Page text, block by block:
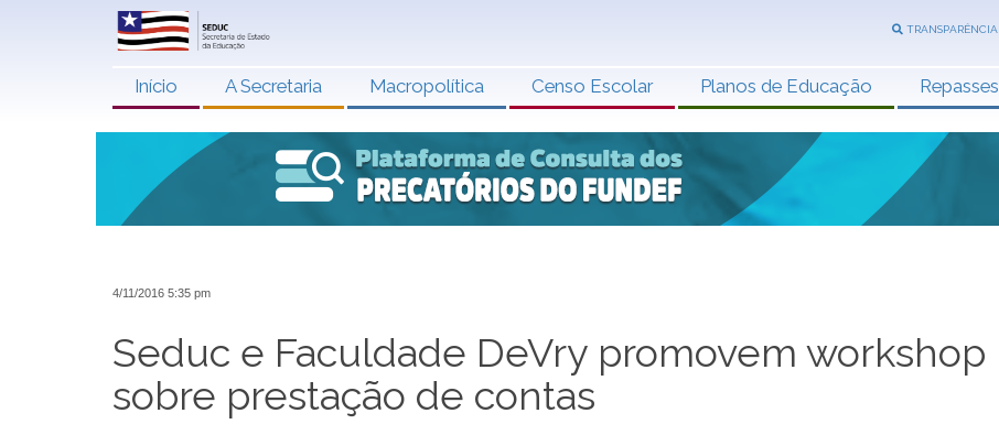
TRANSPARÊNCIA
Início A Secretaria Macropolítica Censo Escolar Planos de Educação Repasses
4/11/2016 5:35 pm
Seduc e Faculdade DeVry promovem workshop
sobre prestação de contas